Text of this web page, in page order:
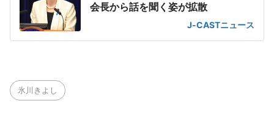
会長から話を聞く姿が拡散
J-CASTニュース
氷川きよし